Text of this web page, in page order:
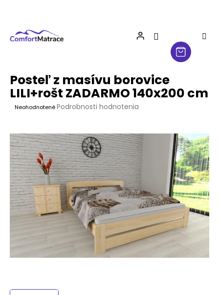
Posteľ z masívu borovice
LILI+rošt ZADARMO 140x200 cm
Priemerné
je
0,0
z
5
hviezdičiek.
NeohodnotenéPodrobnosti hodnotenia